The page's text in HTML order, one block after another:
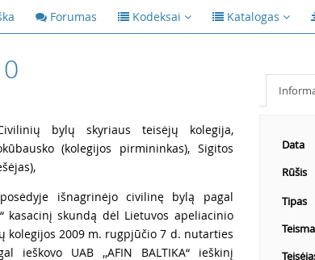
Forumas Kodeksai Katalogas
bylų skyriaus teisėjų kolegija,
(kolegijos pirmininkas), Sigitos
išnagrinėjo civilinę bylą pagal
kasacinį skundą dėl Lietuvos apeliacinio
kolegijos 2009 m. rugpjūčio 7 d. nutarties
ieškovo UAB ,,AFIN BALTIKA“ ieškinį
Data
Rūšis
Tipas